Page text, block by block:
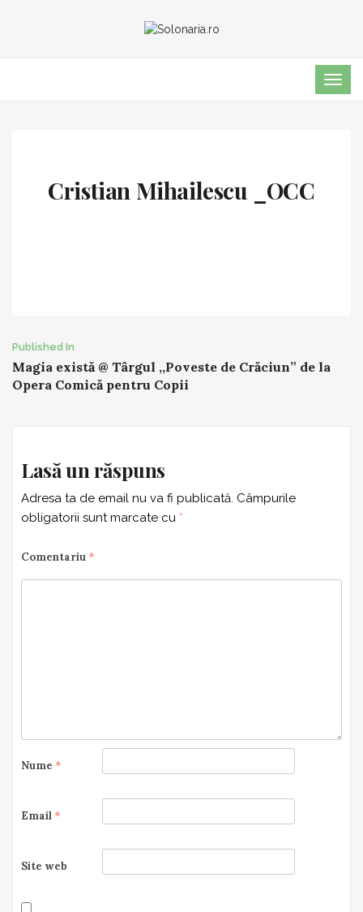
Cristian Mihailescu _OCC
Post
navigation
Published In
Magia există @ Târgul ,,Poveste de Crăciun” de la
Opera Comică pentru Copii
Lasă un răspuns
Adresa ta de email nu va fi publicată. Câmpurile
obligatorii sunt marcate cu *
Comentariu *
Nume *
Email *
Site web